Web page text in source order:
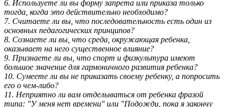
6. Используете ли вы форму запрета или приказа только
тогда, когда это действительно необходимо?
7. Считаете ли вы, что последовательность есть один из
основных педагогических принципов?
8. Сознаете ли вы, что среда, окружающая ребенка,
оказывает на него существенное влияние?
9. Признаете ли вы, что спорт и физкультура имеют
большое значение для гармоничного развития ребенка?
10. Сумеете ли вы не приказать своему ребенку, а попросить
его о чем-либо?
11. Неприятно ли вам отделываться от ребенка фразой
типа: "У меня нет времени" или "Подожди, пока я закончу